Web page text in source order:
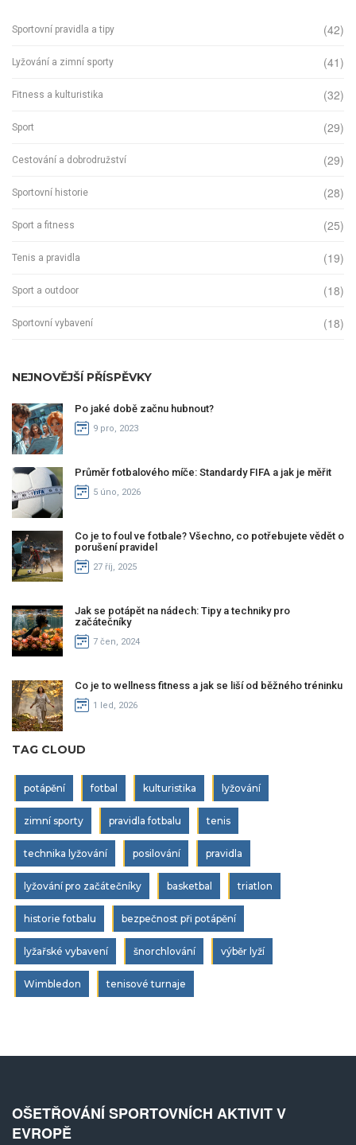
Sportovní pravidla a tipy (42)
Lyžování a zimní sporty (41)
Fitness a kulturistika (32)
Sport (29)
Cestování a dobrodružství (29)
Sportovní historie (28)
Sport a fitness (25)
Tenis a pravidla (19)
Sport a outdoor (18)
Sportovní vybavení (18)
NEJNOVĚJŠÍ PŘÍSPĚVKY
Po jaké době začnu hubnout?
9 pro, 2023
Průměr fotbalového míče: Standardy FIFA a jak je měřit
5 úno, 2026
Co je to foul ve fotbale? Všechno, co potřebujete vědět o
porušení pravidel
27 říj, 2025
Jak se potápět na nádech: Tipy a techniky pro
začátečníky
7 čen, 2024
Co je to wellness fitness a jak se liší od běžného tréninku
1 led, 2026
TAG CLOUD
potápění fotbal kulturistika lyžování
zimní sporty pravidla fotbalu tenis
technika lyžování posilování pravidla
lyžování pro začátečníky basketbal triatlon
historie fotbalu bezpečnost při potápění
lyžařské vybavení šnorchlování výběr lyží
Wimbledon tenisové turnaje
OŠETŘOVÁNÍ SPORTOVNÍCH AKTIVIT V
EVROPĚ